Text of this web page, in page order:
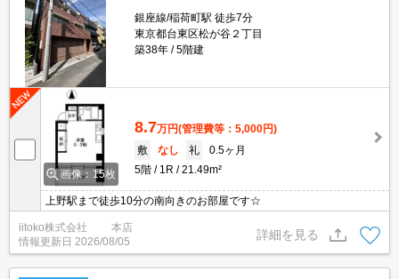
銀座線/稲荷町駅 徒歩7分
東京都台東区松が谷２丁目
築38年
5階建
画像：15枚
8.7万円(管理費等：5,000円)
敷
なし 礼
0.5ヶ月
5階
1R 21.49m²
上野駅まで徒歩10分の南向きのお部屋です☆
iitoko株式会社 本店
情報更新日 2026/08/05
詳細を見る